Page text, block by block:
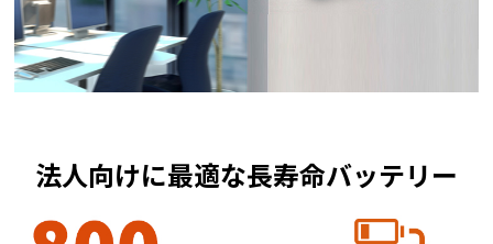
法人向けに最適な長寿命バッテリー